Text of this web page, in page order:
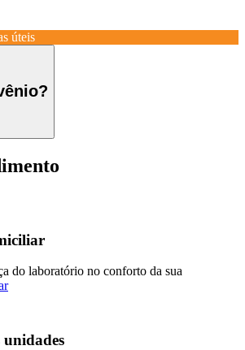
úteis
do laboratório no conforto da sua